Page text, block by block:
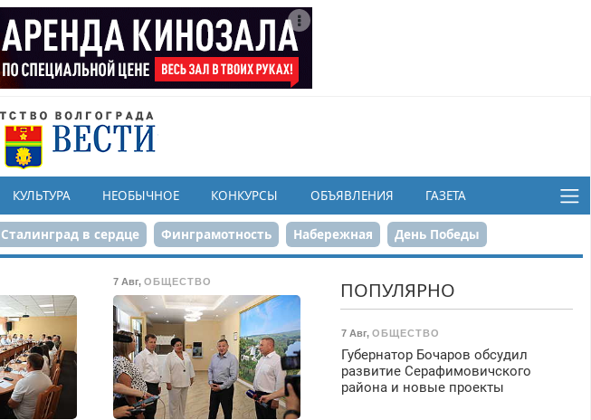
КУЛЬТУРА НЕОБЫЧНОЕ КОНКУРСЫ ОБЪЯВЛЕНИЯ ГАЗЕТА
Сталинград в сердце Финграмотность Набережная День Победы
Парк Героев-летчиков
7 Авг, ОБЩЕСТВО ПОПУЛЯРНО
7 Авг, ОБЩЕСТВО
Губернатор Бочаров обсудил
развитие Серафимовичского
района и новые проекты